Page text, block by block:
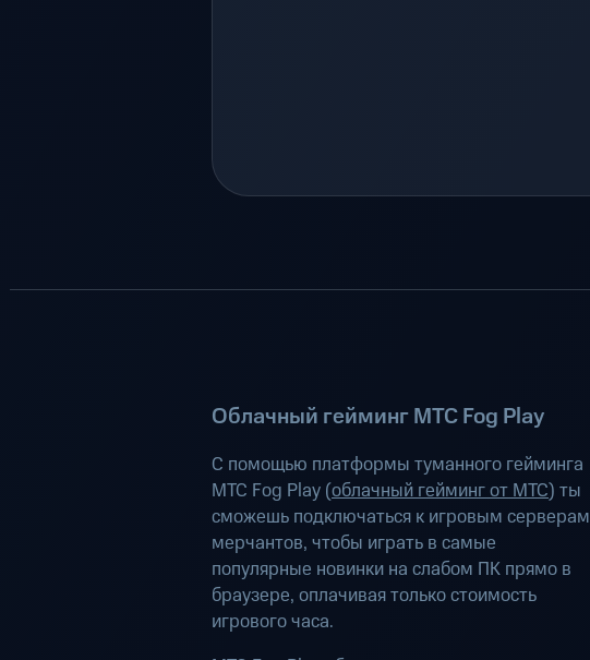
Облачный гейминг МТС Fog Play
С помощью платформы туманного гейминга
МТС Fog Play (облачный гейминг от МТС) ты
сможешь подключаться к игровым серверам
мерчантов, чтобы играть в самые
популярные новинки на слабом ПК прямо в
браузере, оплачивая только стоимость
игрового часа.